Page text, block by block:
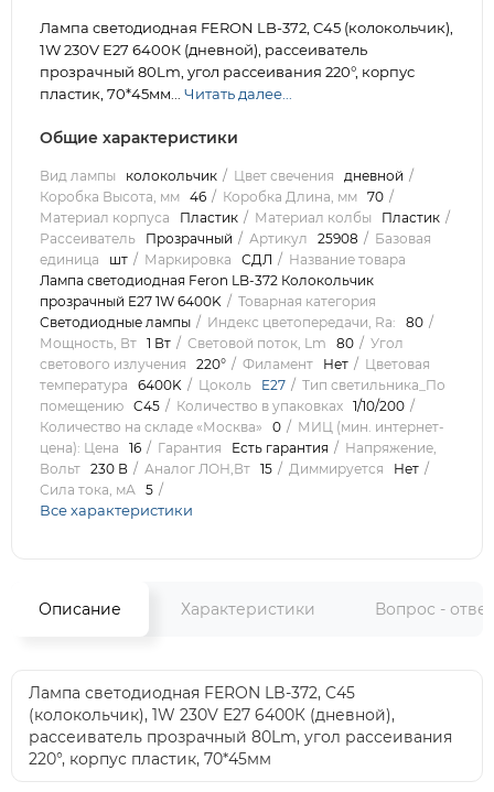
Лампа светодиодная FERON LB-372, C45 (колокольчик),
1W 230V E27 6400К (дневной), рассеиватель
прозрачный 80Lm, угол рассеивания 220°, корпус
пластик, 70*45мм... Читать далее...
Общие характеристики
Вид лампы колокольчик Цвет свечения
дневной
Коробка Высота, мм 46 Коробка Длина, мм 70
Материал корпуса
Пластик Материал колбы
Пластик
Рассеиватель
Прозрачный Артикул 25908
Базовая
единица
шт Маркировка СДЛ
Название товара
Лампа светодиодная Feron LB-372 Колокольчик
прозрачный E27 1W 6400K
Товарная категория
Светодиодные лампы
Индекс цветопередачи, Ra:
80
Мощность, Вт 1 Вт Световой поток, Lm 80
Угол
светового излучения
220° Филамент Нет
Цветовая
температура
6400K Цоколь E27
Тип светильника_По
помещению C45 Количество в упаковках 1/10/200
Количество на складе «Москва»
0
МИЦ (мин. интернет-
цена): Цена
16 Гарантия Есть гарантия
Напряжение,
Вольт 230 В Аналог ЛОН,Вт 15 Диммируется
Нет
Сила тока, мА 5
Все характеристики
Описание Характеристики Вопрос -
Лампа светодиодная FERON LB-372, C45
(колокольчик), 1W 230V E27 6400К (дневной),
рассеиватель прозрачный 80Lm, угол рассеивания
220°, корпус пластик, 70*45мм